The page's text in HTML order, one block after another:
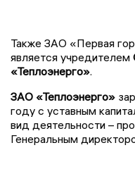
Также ЗАО «Первая
является учредителем
«Теплоэнерго».
ЗАО «Теплоэнерго»
году с уставным
вид деятельности –
Генеральным